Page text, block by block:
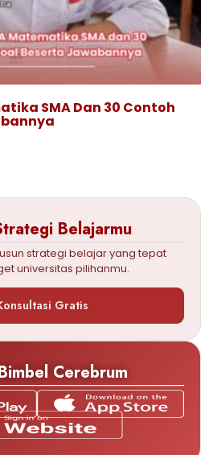
SMA Dan 30 Contoh
Belajarmu
strategi belajar yang tepat
universitas pilihanmu.
Gratis
Cerebrum